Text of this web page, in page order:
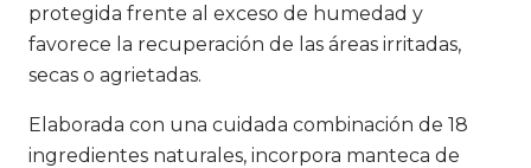
protegida frente al exceso de humedad y
favorece la recuperación de las áreas irritadas,
secas o agrietadas.
Elaborada con una cuidada combinación de 18
ingredientes naturales, incorpora manteca de